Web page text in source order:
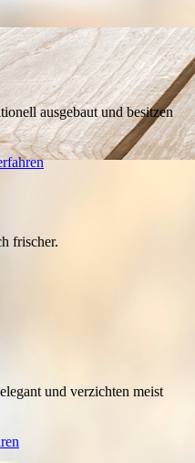
ausgebaut und besitzen
frischer.
und verzichten meist